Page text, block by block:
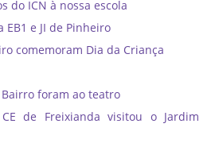
do ICN à nossa escola
EB1 e JI de Pinheiro
comemoram Dia da Criança
Bairro foram ao teatro
de Freixianda visitou o Jardim